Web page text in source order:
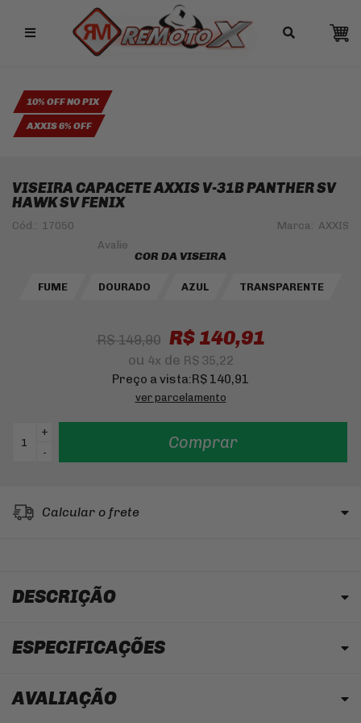
Remotox
10% OFF NO PIX
AXXIS 6% OFF
VISEIRA CAPACETE AXXIS V-31B PANTHER SV
HAWK SV FENIX
Cód.: 17050 Marca: AXXIS
COR DA VISEIRA
FUME DOURADO AZUL TRANSPARENTE
R$ 149,90 R$ 140,91
ou 4x de R$ 35,22
Preço a vista:R$ 140,91
ver parcelamento
+
-
Comprar
Calcular o frete
DESCRIÇÃO
ESPECIFICAÇÕES
AVALIAÇÃO